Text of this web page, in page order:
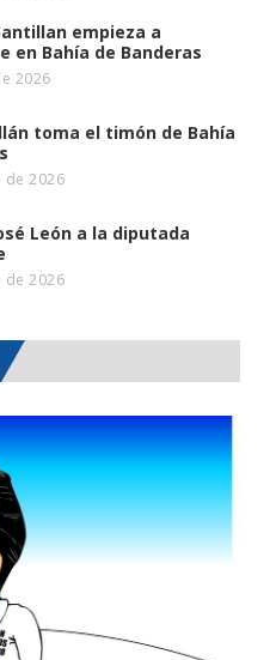
empieza a
en Bahía de Banderas
2026
toma el timón de Bahía
de 2026
León a la diputada
de 2026